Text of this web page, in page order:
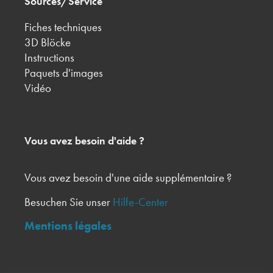
Fiches techniques
3D Blöcke
Instructions
Paquets d'images
Vidéo
Vous avez besoin d'aide ?
Vous avez besoin d'une aide supplémentaire ?
Besuchen Sie unser Hilfe-Center
Mentions légales